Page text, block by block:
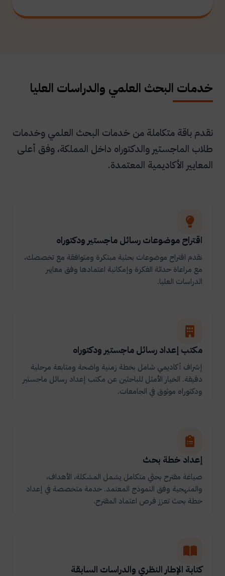
خدمات البحث العلمي والدراسات العليا
نقدم باقة متكاملة من خدمات البحث العلمي وخدمات
طلاب الماجستير والدكتوراه داخل المملكة، وفق أعلى
المعايير الأكاديمية المعتمدة.
اقتراح موضوعات رسائل ماجستير ودكتوراه
نقدم اقتراح موضوعات بحثية مبتكرة ومتوافقة مع تخصصك،
مع مراعاة حداثة الفكرة وإمكانية اعتمادها وفق معايير
الدراسات العليا.
مكتب إعداد رسائل ماجستير ودكتوراه
إشراف أكاديمي شامل بخطة زمنية واضحة ومتابعة مرحلية
دقيقة. الخيار الأمثل للباحثين عن مكتب إعداد رسائل ماجستير
ودكتوراه موثوق في الجامعات.
إعداد خطة بحث
صياغة مقترح بحثي متكامل يشمل المشكلة، الأهداف،
والمنهجية وفق النموذج المعتمد. خدمة متخصصة في إعداد
خطة بحث تعزز فرص اعتماد المقترح.
كتابة الإطار النظري والدراسات السابقة